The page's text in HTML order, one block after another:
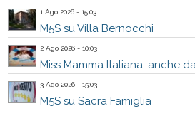
1 Ago 2026 - 15:03
M5S su Villa Bernocchi
2 Ago 2026 - 10:03
Miss Mamma Italiana: anche
3 Ago 2026 - 15:03
M5S su Sacra Famiglia